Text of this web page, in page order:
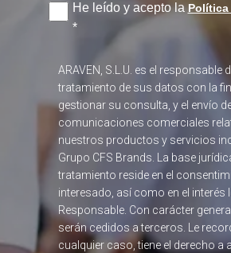
He leído y acepto laPolítica
*
ARAVEN, S.L.U. es el responsable
tratamiento de sus datos con la
gestionar su consulta, y el envío
comunicaciones comerciales
nuestros productos y servicios
Grupo CFS Brands. La base
tratamiento reside en el
interesado, así como en el interés
Responsable. Con carácter
serán cedidos a terceros. Le
cualquier caso, tiene el derecho a